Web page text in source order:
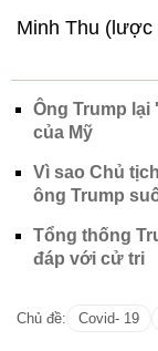
Minh Thu (lược
Ông Trump
của Mỹ
Vì sao Chủ
ông Trump
Tổng thống
đáp với cử tri
Chủ đề: Covid- 19